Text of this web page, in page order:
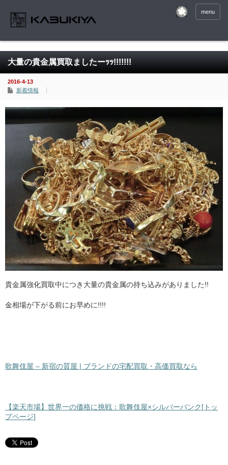
menu
大量の貴金属買取ましたーｯｯ!!!!!!!
2016-4-13
新着情報
貴金属強化買取中につき大量の貴金属の持ち込みがありました!!
金相場が下がる前にお早めに!!!!
歌舞伎屋 – 新宿の質屋 | ブランドの宅配買取・高価買取なら
【楽天市場】世界一の価格に挑戦：歌舞伎屋×シルバーバンク[トッ
プページ]